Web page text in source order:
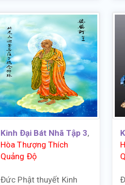
Kinh Đại Bát Nhã Tập 3,
Hòa Thượng Thích
Quảng Độ
Đức Phật thuyết Kinh